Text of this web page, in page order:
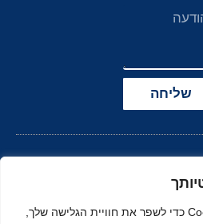
אנו משתמשים בקובצי Cookie כדי לשפר את חוויית הגלישה שלך,
שליחה